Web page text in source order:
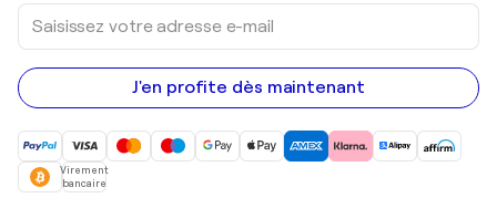
Saisissez
votre
adresse
e-
mail
J'en profite dès maintenant
Virement
bancaire